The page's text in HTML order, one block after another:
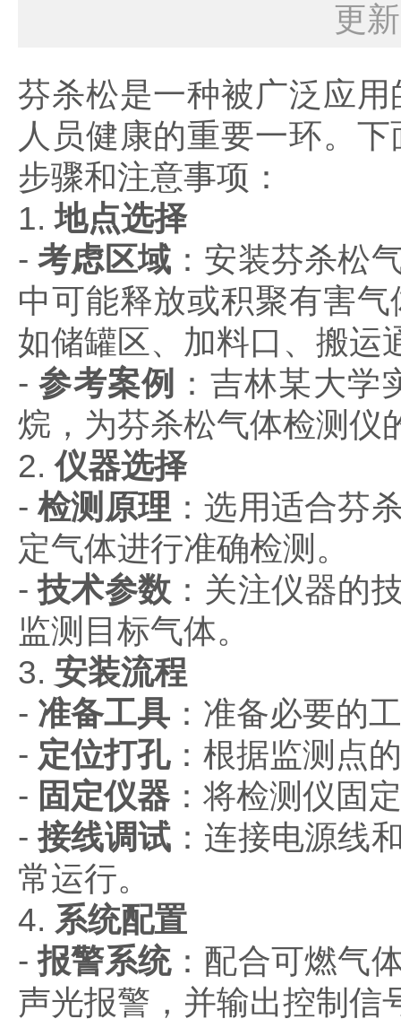
更
芬杀松是一种被广泛应
人员健康的重要一环。
步骤和注意事项：
1.地点选择
-考虑区域 ：安装芬杀松
中可能释放或积聚有害
如储罐区、加料口、搬运
-参考案例 ：吉林某大
烷，为芬杀松气体检测仪
2.仪器选择
-检测原理 ：选用适合芬
定气体进行准确检测。
-技术参数 ：关注仪器的
监测目标气体。
3. 安装流程
- 准备工具 ：准备必要的
- 定位打孔：根据监测点
- 固定仪器 ：将检测仪固
-接线调试 ：连接电源线
常运行。
4. 系统配置
-报警系统：配合可燃气
声光报警，并输出控制信